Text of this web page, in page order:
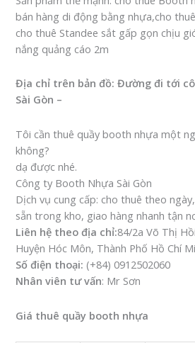
bán hàng di động bằng nhựa,cho
cho thuê Standee sắt gấp gọn chịu
nắng quảng cáo 2m
Địa chỉ trên bản đồ: Đường đi tới
Sài Gòn –
Tôi cần thuê quầy booth nhựa một
không?
dạ được nhé.
Công ty Booth Nhựa Sài Gòn
Dịch vụ cung cấp: cho thuê theo
sẵn trong kho, giao hàng nhanh tận
Liên hệ theo địa chỉ:84/2a Võ Thị
Huyện Hóc Môn, Thành Phố Hồ Chí
Số điện thoại: (+84) 0912502060
Nhân viên tư vấn: Mr Sơn
Giá thuê quầy booth nhựa